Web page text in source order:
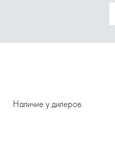
Наличие у дилеров